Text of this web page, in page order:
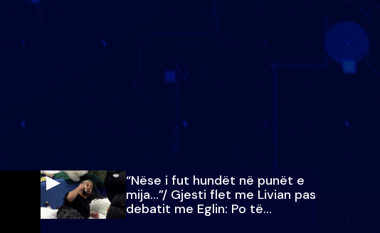
“Nëse i fut hundët në punët e
mija…”/ Gjesti flet me Livian pas
debatit me Eglin: Po të
paralajmëroj